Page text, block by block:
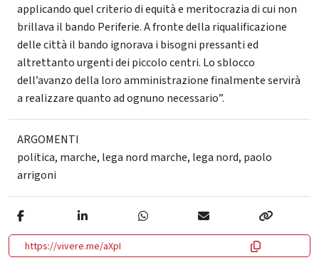
applicando quel criterio di equità e meritocrazia di cui non
brillava il bando Periferie. A fronte della riqualificazione
delle città il bando ignorava i bisogni pressanti ed
altrettanto urgenti dei piccolo centri. Lo sblocco
dell’avanzo della loro amministrazione finalmente servirà
a realizzare quanto ad ognuno necessario”.
ARGOMENTI
politica, marche, lega nord marche, lega nord, paolo
arrigoni
https://vivere.me/aXpI